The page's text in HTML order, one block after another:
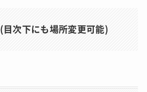
目次下にも場所変更可能)